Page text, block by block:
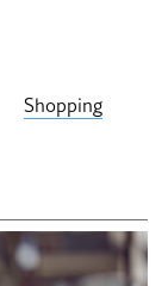
Shopping